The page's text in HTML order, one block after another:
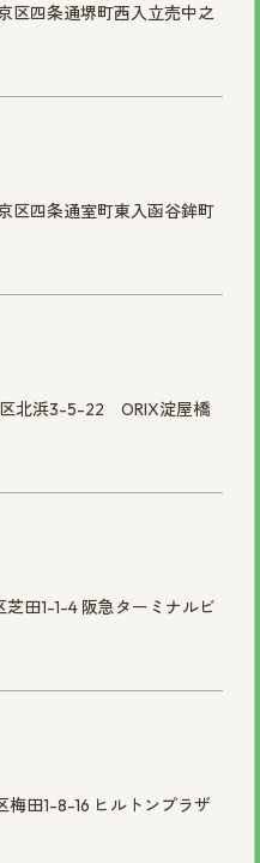
四条通堺町西入立売中之
四条通室町東入函谷鉾町
北浜3-5-22 ORIX淀屋橋
田1-1-4 阪急ターミナルビ
田1-8-16 ヒルトンプラザ